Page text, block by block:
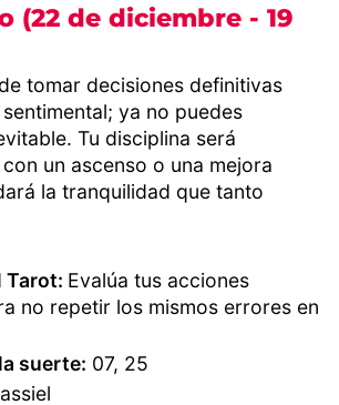
(22 de diciembre - 19
tomar decisiones definitivas
ya no puedes
Tu disciplina será
un ascenso o una mejora
la tranquilidad que tanto
Tarot: Evalúa tus acciones
no repetir los mismos errores en
suerte: 07, 25